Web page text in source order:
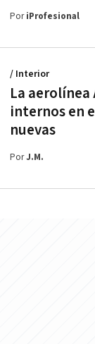
PoriProfesional
La
internos en
nuevas
/ Interior
PorJ.M.